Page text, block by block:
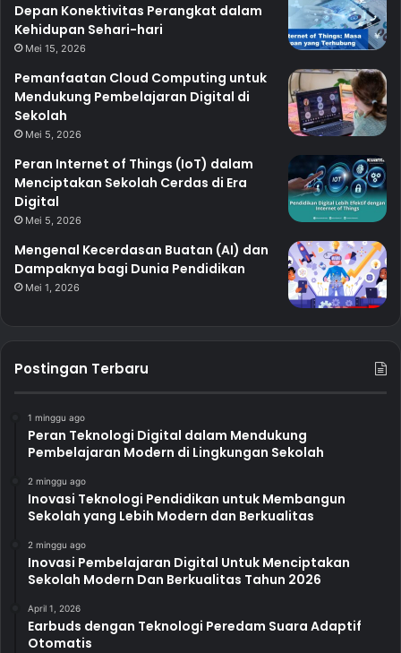
Depan Konektivitas Perangkat dalam
Kehidupan Sehari-hari
Mei 15, 2026
Pemanfaatan Cloud Computing untuk
Mendukung Pembelajaran Digital di
Sekolah
Mei 5, 2026
Peran Internet of Things (IoT) dalam
Menciptakan Sekolah Cerdas di Era
Digital
Mei 5, 2026
Mengenal Kecerdasan Buatan (AI) dan
Dampaknya bagi Dunia Pendidikan
Mei 1, 2026
Postingan Terbaru
1 minggu ago
Peran Teknologi Digital dalam Mendukung
Pembelajaran Modern di Lingkungan Sekolah
2 minggu ago
Inovasi Teknologi Pendidikan untuk Membangun
Sekolah yang Lebih Modern dan Berkualitas
2 minggu ago
Inovasi Pembelajaran Digital Untuk Menciptakan
Sekolah Modern Dan Berkualitas Tahun 2026
April 1, 2026
Earbuds dengan Teknologi Peredam Suara Adaptif
Otomatis